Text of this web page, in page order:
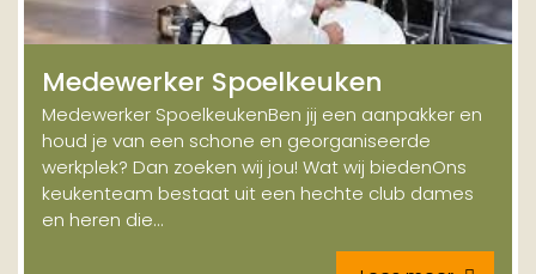
Medewerker Spoelkeuken
Medewerker SpoelkeukenBen jij een aanpakker en
houd je van een schone en georganiseerde
werkplek? Dan zoeken wij jou! Wat wij biedenOns
keukenteam bestaat uit een hechte club dames
en heren die...